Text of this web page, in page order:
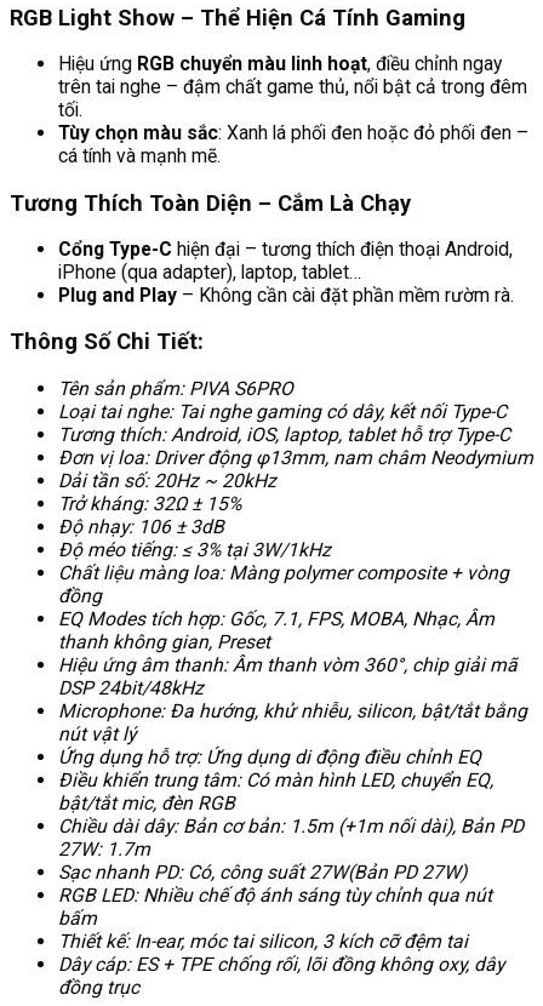
RGB Light Show – Thể Hiện Cá Tính Gaming
Hiệu ứng RGB chuyển màu linh hoạt, điều chỉnh ngay
trên tai nghe – đậm chất game thủ, nổi bật cả trong đêm
tối.
Tùy chọn màu sắc: Xanh lá phối đen hoặc đỏ phối đen –
cá tính và mạnh mẽ.
Tương Thích Toàn Diện – Cắm Là Chạy
Cổng Type-C hiện đại – tương thích điện thoại Android,
iPhone (qua adapter), laptop, tablet…
Plug and Play – Không cần cài đặt phần mềm rườm rà.
Thông Số Chi Tiết:
Tên sản phẩm: PIVA S6PRO
Loại tai nghe: Tai nghe gaming có dây, kết nối Type-C
Tương thích: Android, iOS, laptop, tablet hỗ trợ Type-C
Đơn vị loa: Driver động φ13mm, nam châm Neodymium
Dải tần số: 20Hz ~ 20kHz
Trở kháng: 32Ω ± 15%
Độ nhạy: 106 ± 3dB
Độ méo tiếng: ≤ 3% tại 3W/1kHz
Chất liệu màng loa: Màng polymer composite + vòng
đồng
EQ Modes tích hợp: Gốc, 7.1, FPS, MOBA, Nhạc, Âm
thanh không gian, Preset
Hiệu ứng âm thanh: Âm thanh vòm 360°, chip giải mã
DSP 24bit/48kHz
Microphone: Đa hướng, khử nhiễu, silicon, bật/tắt bằng
nút vật lý
Ứng dụng hỗ trợ: Ứng dụng di động điều chỉnh EQ
Điều khiển trung tâm: Có màn hình LED, chuyển EQ,
bật/tắt mic, đèn RGB
Chiều dài dây: Bản cơ bản: 1.5m (+1m nối dài), Bản PD
27W: 1.7m
Sạc nhanh PD: Có, công suất 27W(Bản PD 27W)
RGB LED: Nhiều chế độ ánh sáng tùy chỉnh qua nút
bấm
Thiết kế: In-ear, móc tai silicon, 3 kích cỡ đệm tai
Dây cáp: ES + TPE chống rối, lõi đồng không oxy, dây
đồng trục